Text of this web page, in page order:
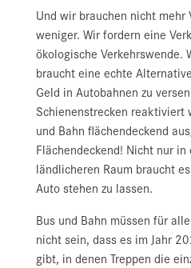
Und wir brauchen nicht mehr
weniger. Wir fordern eine
ökologische Verkehrswende.
braucht eine echte
Geld in Autobahnen zu
Schienenstrecken reaktiviert
und Bahn flächendeckend
Flächendeckend! Nicht nur
ländlicheren Raum braucht
Auto stehen zu lassen.
Bus und Bahn müssen für
nicht sein, dass es im Jahr
gibt, in denen Treppen die